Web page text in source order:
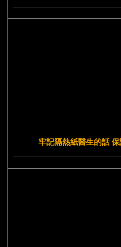
牢記隔熱紙醫生的話 保